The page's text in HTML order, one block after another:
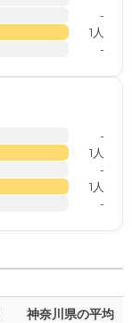
-
1人
-
-
1人
-
1人
-
神奈川県の平均